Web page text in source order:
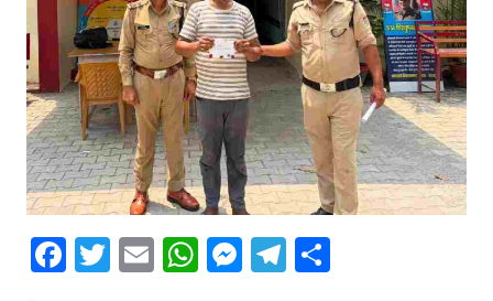
F T E W M T S